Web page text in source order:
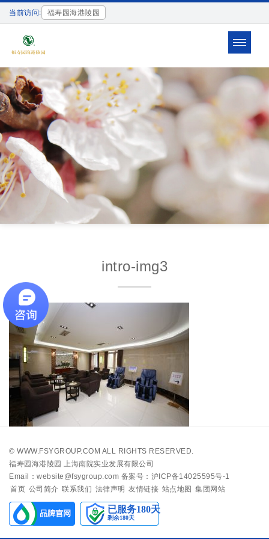
当前访问: 福寿园海港陵园
Toggle
intro-img3
© WWW.FSYGROUP.COM ALL RIGHTS RESERVED.
福寿园海港陵园 上海南院实业发展有限公司
Email：website@fsygroup.com 备案号：沪ICP备14025595号-1
首页 公司简介 联系我们 法律声明 友情链接 站点地图 集团网站